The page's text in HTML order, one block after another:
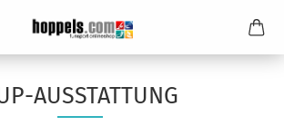
AUSSTATTUNG